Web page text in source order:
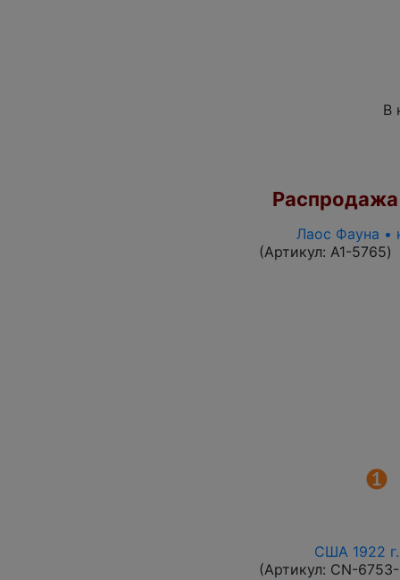
В
Распродажа
Лаос Фауна •
(Артикул: A1-5765)
США 1922
(Артикул: CN-